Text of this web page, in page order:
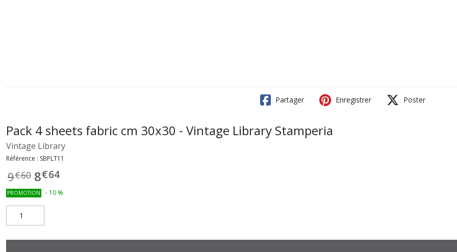
Partager Enregistrer Poster
Pack 4 sheets fabric cm 30x30 - Vintage Library Stamperia
Vintage Library
Référence : SBPLT11
9€60 8€64
PROMOTION - 10 %